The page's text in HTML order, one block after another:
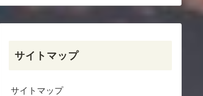
サイトマップ
サイトマップ